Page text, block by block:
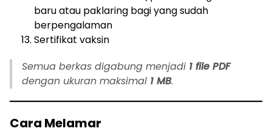
baru atau paklaring bagi yang sudah
berpengalaman
Sertifikat vaksin
Semua berkas digabung menjadi 1 file PDF
dengan ukuran maksimal 1 MB.
Cara Melamar